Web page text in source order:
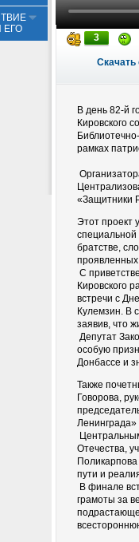
ЕГО
3
Скачать
В день 82-й
Кировского
рамках
«Защитники
Этот проект
братстве,
С
Кировского
встречи с
Кулемзин. В
заявив, что
Депутат
особую
Донбассе и
Также
Говорова,
Отечества,
пути и
В финале
грамоты за